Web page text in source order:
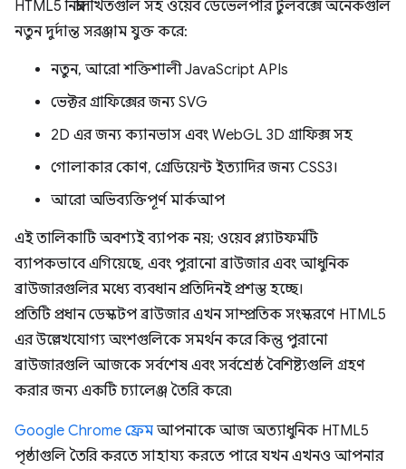
HTML5 নিম্নলিখিতগুলি সহ ওয়েব ডেভেলপার টুলবক্সে অনেকগুলি
নতুন দুর্দান্ত সরঞ্জাম যুক্ত করে:
নতুন, আরো শক্তিশালী JavaScript APIs
ভেক্টর গ্রাফিক্সের জন্য SVG
2D এর জন্য ক্যানভাস এবং WebGL 3D গ্রাফিক্স সহ
গোলাকার কোণ, গ্রেডিয়েন্ট ইত্যাদির জন্য CSS3।
আরো অভিব্যক্তিপূর্ণ মার্কআপ
এই তালিকাটি অবশ্যই ব্যাপক নয়; ওয়েব প্ল্যাটফর্মটি
ব্যাপকভাবে এগিয়েছে, এবং পুরানো ব্রাউজার এবং আধুনিক
ব্রাউজারগুলির মধ্যে ব্যবধান প্রতিদিনই প্রশস্ত হচ্ছে।
প্রতিটি প্রধান ডেস্কটপ ব্রাউজার এখন সাম্প্রতিক সংস্করণে HTML5
এর উল্লেখযোগ্য অংশগুলিকে সমর্থন করে কিন্তু পুরানো
ব্রাউজারগুলি আজকে সর্বশেষ এবং সর্বশ্রেষ্ঠ বৈশিষ্ট্যগুলি গ্রহণ
করার জন্য একটি চ্যালেঞ্জ তৈরি করে৷
Google Chrome ফ্রেম আপনাকে আজ অত্যাধুনিক HTML5
পৃষ্ঠাগুলি তৈরি করতে সাহায্য করতে পারে যখন এখনও আপনার